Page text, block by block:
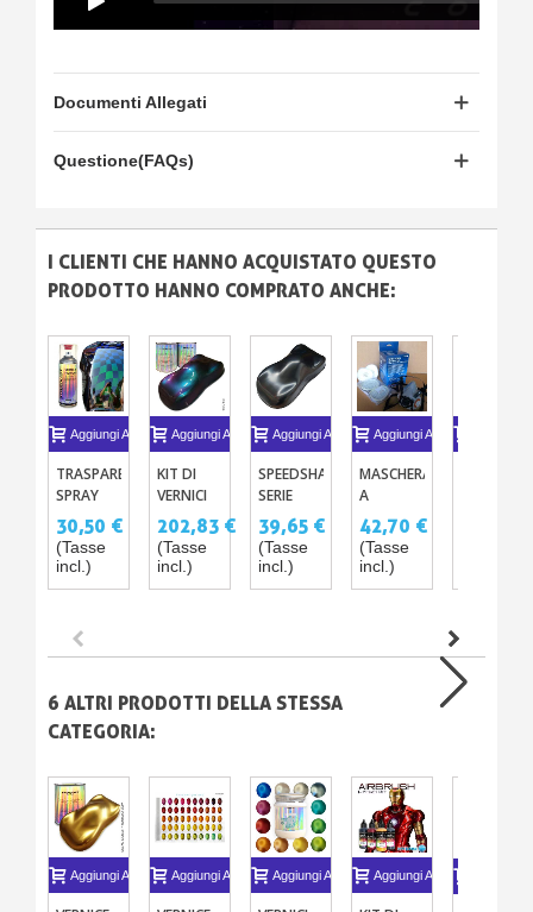
Documenti Allegati
Questione(FAQs)
I CLIENTI CHE HANNO ACQUISTATO QUESTO
PRODOTTO HANNO COMPRATO ANCHE:
Aggiungi Al Carrello
TRASPARENTE
SPRAY
PROFESSIONALE
BICOMPONENTE
30,50 €
(Tasse
incl.)
Aggiungi Al Carrello
KIT DI
VERNICI
AD
EFFETTO
CAMALEONTE
202,83 €
(Tasse
incl.)
Aggiungi Al Carrello
SPEEDSHAPES
SERIE
BASE
(20CM)
39,65 €
(Tasse
incl.)
Aggiungi Al Carrello
MASCHERA
A
CARTUCCE
INTERCAMBIABILI
42,70 €
(Tasse
incl.)
6 ALTRI PRODOTTI DELLA STESSA
CATEGORIA:
Aggiungi Al CarrelloAggiungi Al CarrelloAggiungi Al CarrelloAggiungi Al Carrello